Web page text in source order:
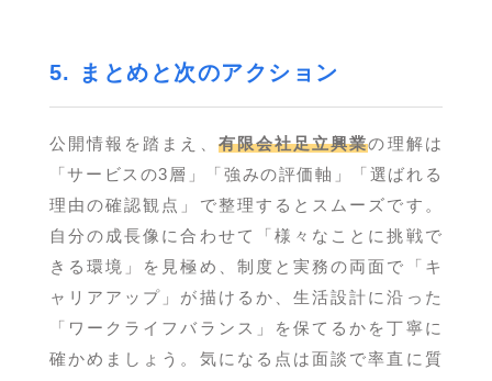
5. まとめと次のアクション
公開情報を踏まえ、 有限会社足立興業の理解は
「サービスの3層」「強みの評価軸」「選ばれる
理由の確認観点」で整理するとスムーズです。
自分の成長像に合わせて「様々なことに挑戦で
きる環境」を見極め、制度と実務の両面で「キ
ャリアアップ」が描けるか、生活設計に沿った
「ワークライフバランス」を保てるかを丁寧に
確かめましょう。気になる点は面談で率直に質